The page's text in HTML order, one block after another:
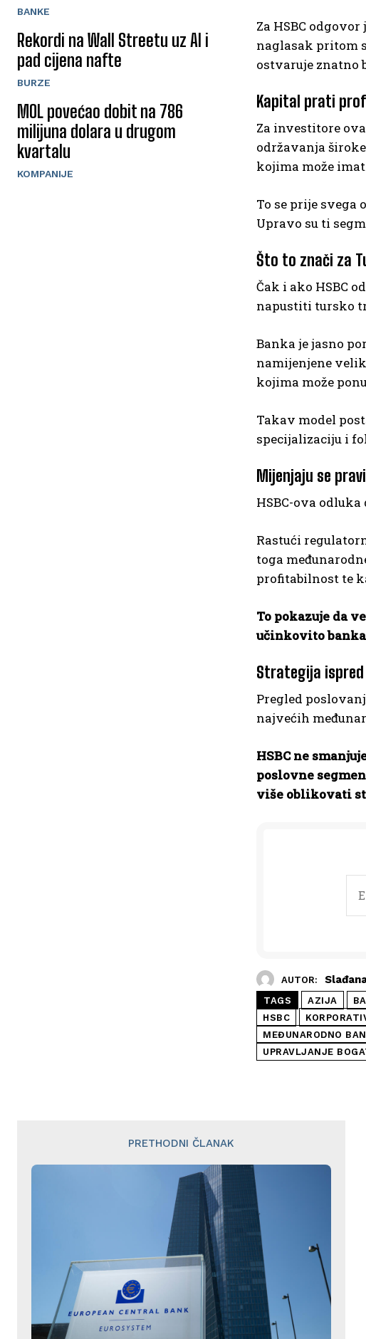
BANKE
Rekordi na Wall Streetu uz AI i
pad cijena nafte
BURZE
MOL povećao dobit na 786
milijuna dolara u drugom
kvartalu
KOMPANIJE
Za HSBC
naglasak pritom
ostvaruje znatno
Kapital prati
Za investitore
održavanja
kojima može
To se prije
Upravo su ti
Što to znači za
Čak i ako HSBC
napustiti tursko
Banka je jasno
namijenjene
kojima može
Takav model
specijalizaciju i
Mijenjaju se
HSBC-ova
Rastući
toga
profitabilnost te
To pokazuje da
učinkovito
Strategija
Pregled
najvećih
HSBC ne
poslovne
više oblikovati
AUTOR:
TAGS AZIJA
HSBC
MEĐUNARODNO
UPRAVLJANJE
PRETHODNI ČLANAK